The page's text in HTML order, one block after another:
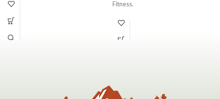
Fitness.